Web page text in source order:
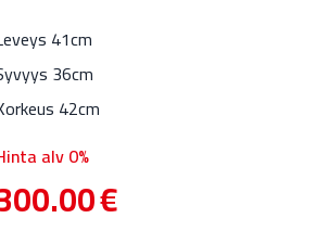
41cm
36cm
42cm
alv 0%
€